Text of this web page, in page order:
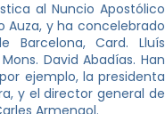
al Nuncio Apostólico
Auza, y ha concelebrado
Card. Lluís
David Abadías. Han
ejemplo, la presidenta
y el director general de